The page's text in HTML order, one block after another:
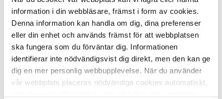
information i din webbläsare, främst i form av cookies.
Denna information kan handla om dig, dina preferenser
eller din enhet och används främst för att webbplatsen
ska fungera som du förväntar dig. Informationen
identifierar inte nödvändigsvist dig direkt, men den kan ge
dig en mer personlig webbupplevelse. När du använder
vår webbplats placeras nödvändiga cookies automatiskt,
NARKOTIKA
Hjälper CBD-preparat mot smärta
och ångest? PopNAD granskar
produkterna som officiellt inte
existerar
18 okt 2023